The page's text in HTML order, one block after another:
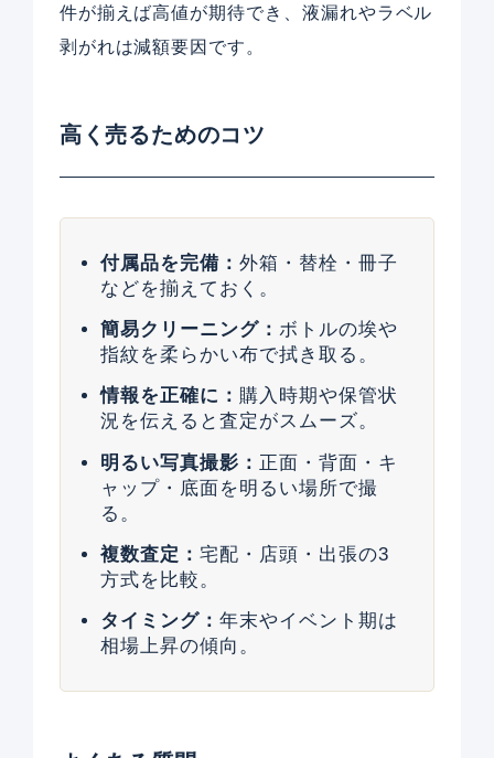
件が揃えば高値が期待でき、液漏れやラベル
剥がれは減額要因です。
高く売るためのコツ
付属品を完備： 外箱・替栓・冊子
などを揃えておく。
簡易クリーニング： ボトルの埃や
指紋を柔らかい布で拭き取る。
情報を正確に： 購入時期や保管状
況を伝えると査定がスムーズ。
明るい写真撮影： 正面・背面・キ
ャップ・底面を明るい場所で撮
る。
複数査定： 宅配・店頭・出張の3
方式を比較。
タイミング： 年末やイベント期は
相場上昇の傾向。